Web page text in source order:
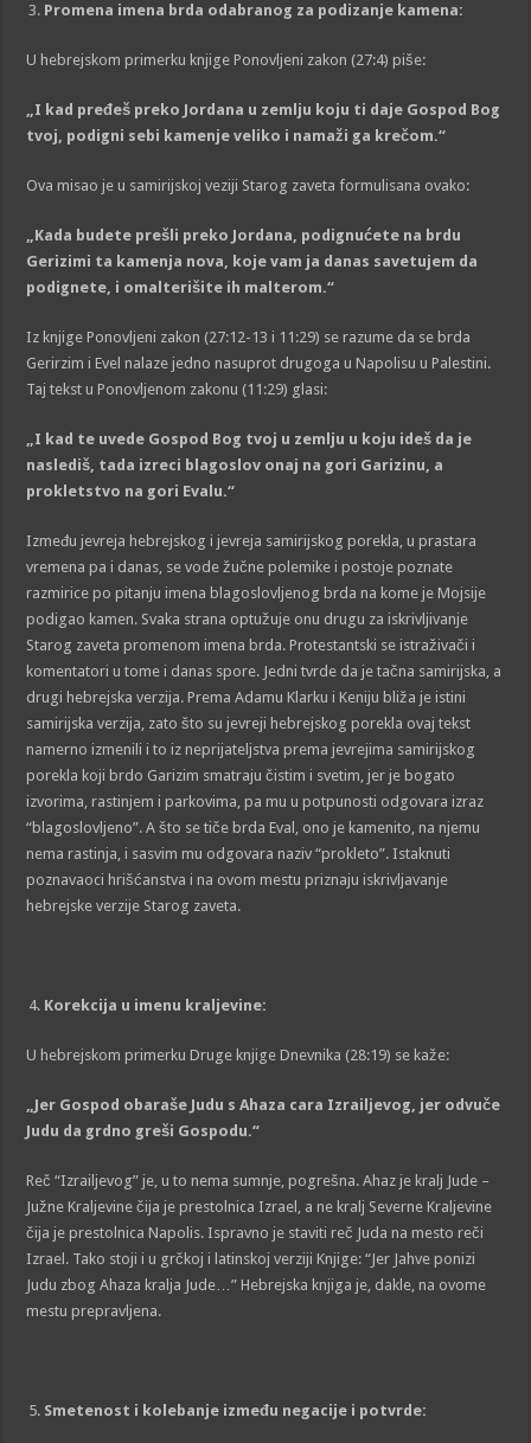
Promena imena brda odabranog za podizanje kamena:
U hebrejskom primerku knjige Ponovljeni zakon (27:4) piše:
„I kad pređeš preko Jordana u zemlju koju ti daje Gospod Bog
tvoj, podigni sebi kamenje veliko i namaži ga krečom.“
Ova misao je u samirijskoj veziji Starog zaveta formulisana ovako:
„Kada budete prešli preko Jordana, podignućete na brdu
Gerizimi ta kamenja nova, koje vam ja danas savetujem da
podignete, i omalterišite ih malterom.“
Iz knjige Ponovljeni zakon (27:12-13 i 11:29) se razume da se brda
Gerirzim i Evel nalaze jedno nasuprot drugoga u Napolisu u Palestini.
Taj tekst u Ponovljenom zakonu (11:29) glasi:
„I kad te uvede Gospod Bog tvoj u zemlju u koju ideš da je
naslediš, tada izreci blagoslov onaj na gori Garizinu, a
prokletstvo na gori Evalu.“
Između jevreja hebrejskog i jevreja samirijskog porekla, u prastara
vremena pa i danas, se vode žučne polemike i postoje poznate
razmirice po pitanju imena blagoslovljenog brda na kome je Mojsije
podigao kamen. Svaka strana optužuje onu drugu za iskrivljivanje
Starog zaveta promenom imena brda. Protestantski se istraživači i
komentatori u tome i danas spore. Jedni tvrde da je tačna samirijska, a
drugi hebrejska verzija. Prema Adamu Klarku i Keniju bliža je istini
samirijska verzija, zato što su jevreji hebrejskog porekla ovaj tekst
namerno izmenili i to iz neprijateljstva prema jevrejima samirijskog
porekla koji brdo Garizim smatraju čistim i svetim, jer je bogato
izvorima, rastinjem i parkovima, pa mu u potpunosti odgovara izraz
“blagoslovljeno”. A što se tiče brda Eval, ono je kamenito, na njemu
nema rastinja, i sasvim mu odgovara naziv “prokleto”. Istaknuti
poznavaoci hrišćanstva i na ovom mestu priznaju iskrivljavanje
hebrejske verzije Starog zaveta.
Korekcija u imenu kraljevine:
U hebrejskom primerku Druge knjige Dnevnika (28:19) se kaže:
„Jer Gospod obaraše Judu s Ahaza cara Izrailjevog, jer odvuče
Judu da grdno greši Gospodu.“
Reč “Izrailjevog” je, u to nema sumnje, pogrešna. Ahaz je kralj Jude –
Južne Kraljevine čija je prestolnica Izrael, a ne kralj Severne Kraljevine
čija je prestolnica Napolis. Ispravno je staviti reč Juda na mesto reči
Izrael. Tako stoji i u grčkoj i latinskoj verziji Knjige: “Jer Jahve ponizi
Judu zbog Ahaza kralja Jude…” Hebrejska knjiga je, dakle, na ovome
mestu prepravljena.
Smetenost i kolebanje između negacije i potvrde: